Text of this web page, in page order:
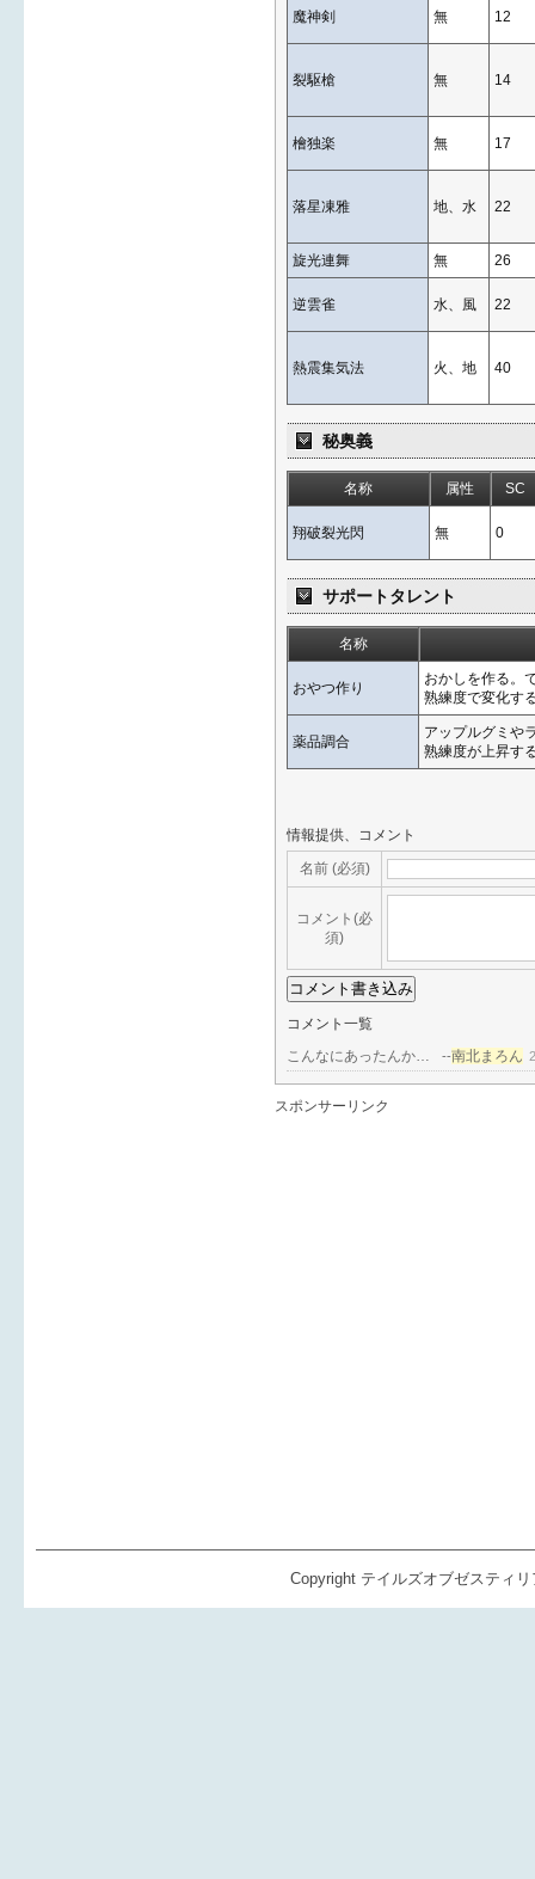
魔神剣 無 12
裂駆槍 無 14
檜独楽 無 17
落星凍雅 地、水 22
旋光連舞 無 26
逆雲雀 水、風 22
熱震集気法 火、地 40
秘奥義
名称 属性 SC
翔破裂光閃 無 0
サポートタレント
名称
おやつ作り
おかしを作る。
熟練度で変化す
薬品調合
アップルグミや
熟練度が上昇す
情報提供、コメント
名前 (必須)
コメント(必
須)
コメント一覧
こんなにあったんか…
--南北まろん
スポンサーリンク
Copyright テイルズオブゼスティ